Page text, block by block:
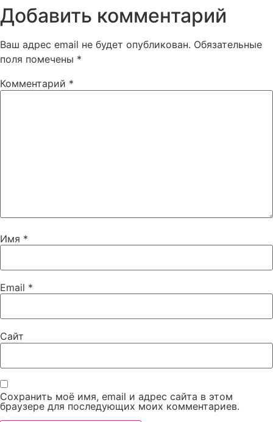
Добавить комментарий
Ваш адрес email не будет опубликован. Обязательные
поля помечены *
Комментарий *
Имя *
Email *
Сайт
Сохранить моё имя, email и адрес сайта в этом
браузере для последующих моих комментариев.